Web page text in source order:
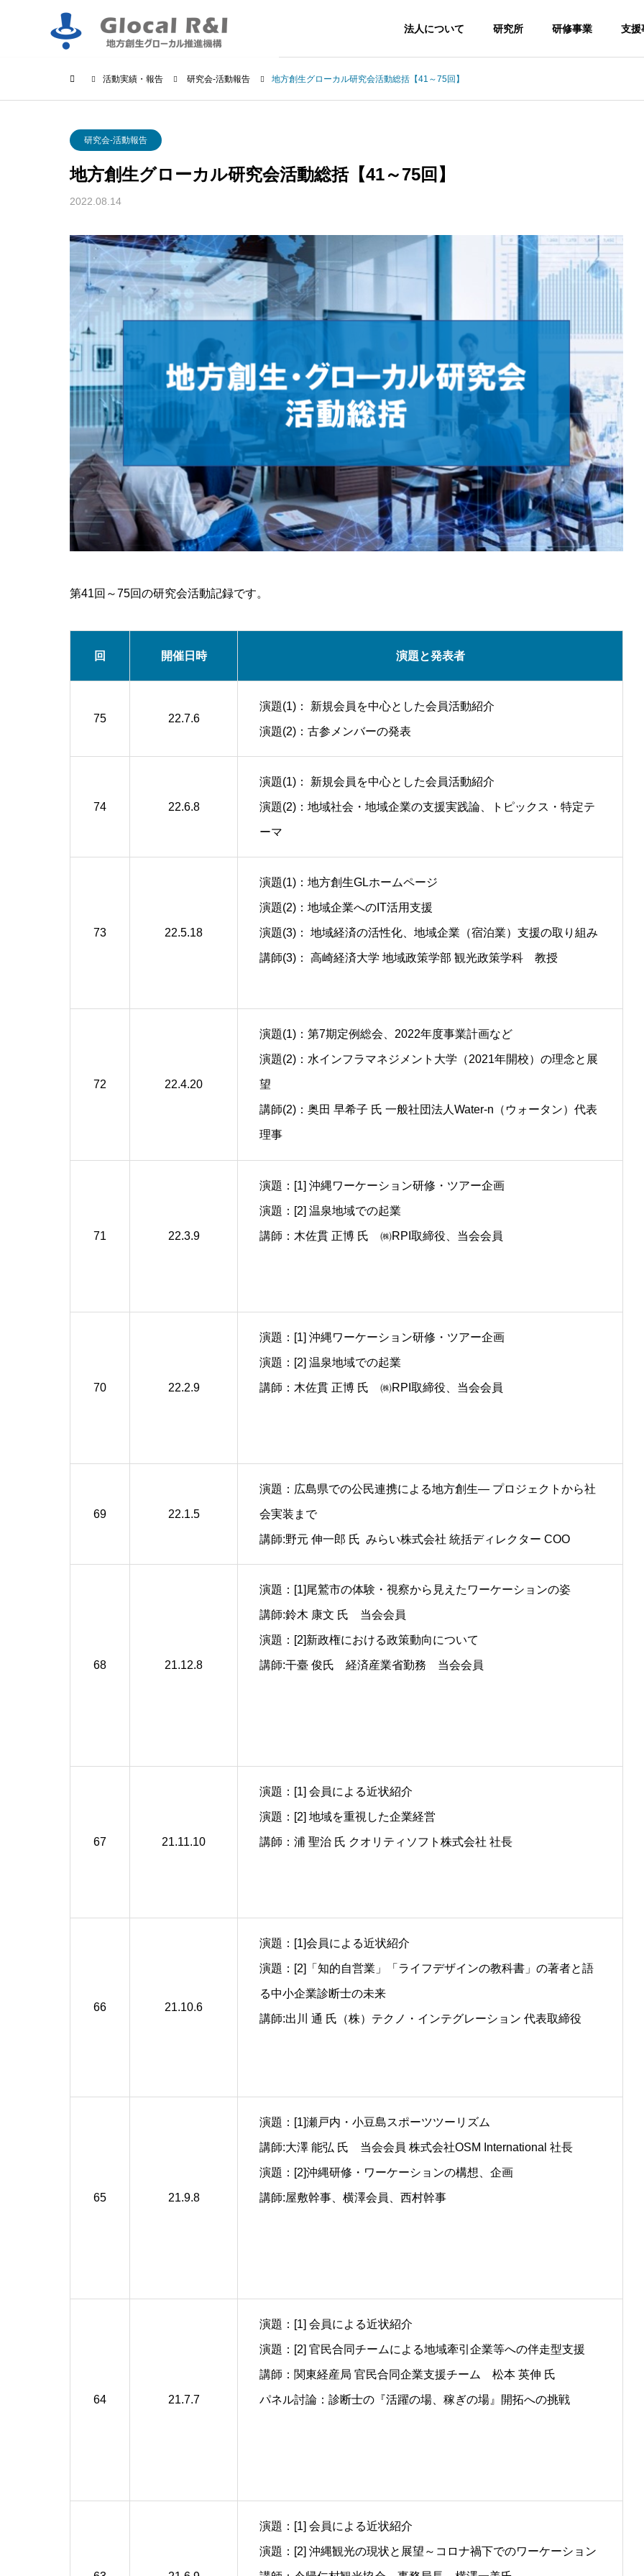
法人について 研究所 研修事業 支援
活動実績・報告 研究会-活動報告 地方創生グローカル研究会活動総括【41～75回】
研究会-活動報告
地方創生グローカル研究会活動総括【41～75回】
2022.08.14
第41回～75回の研究会活動記録です。
回 開催日時 演題と発表者
75 22.7.6
演題(1)： 新規会員を中心とした会員活動紹介
演題(2)：古参メンバーの発表
74 22.6.8
演題(1)： 新規会員を中心とした会員活動紹介
演題(2)：地域社会・地域企業の支援実践論、トピックス・特定テ
ーマ
73 22.5.18
演題(1)：地方創生GLホームページ
演題(2)：地域企業へのIT活用支援
演題(3)： 地域経済の活性化、地域企業（宿泊業）支援の取り組み
講師(3)： 高崎経済大学 地域政策学部 観光政策学科 教授
72 22.4.20
演題(1)：第7期定例総会、2022年度事業計画など
演題(2)：水インフラマネジメント大学（2021年開校）の理念と展
望
講師(2)：奥田 早希子 氏 一般社団法人Water-n（ウォータン）代表
理事
71 22.3.9
演題：[1] 沖縄ワーケーション研修・ツアー企画
演題：[2] 温泉地域での起業
講師：木佐貫 正博 氏 ㈱RPI取締役、当会会員
70 22.2.9
演題：[1] 沖縄ワーケーション研修・ツアー企画
演題：[2] 温泉地域での起業
講師：木佐貫 正博 氏 ㈱RPI取締役、当会会員
69 22.1.5
演題：広島県での公民連携による地方創生― プロジェクトから社
会実装まで
講師:野元 伸一郎 氏 みらい株式会社 統括ディレクター COO
68 21.12.8
演題：[1]尾鷲市の体験・視察から見えたワーケーションの姿
講師:鈴木 康文 氏 当会会員
演題：[2]新政権における政策動向について
講師:干臺 俊氏 経済産業省勤務 当会会員
67 21.11.10
演題：[1] 会員による近状紹介
演題：[2] 地域を重視した企業経営
講師：浦 聖治 氏 クオリティソフト株式会社 社長
66 21.10.6
演題：[1]会員による近状紹介
演題：[2]「知的自営業」「ライフデザインの教科書」の著者と語
る中小企業診断士の未来
講師:出川 通 氏（株）テクノ・インテグレーション 代表取締役
65 21.9.8
演題：[1]瀬戸内・小豆島スポーツツーリズム
講師:大澤 能弘 氏 当会会員 株式会社OSM International 社長
演題：[2]沖縄研修・ワーケーションの構想、企画
講師:屋敷幹事、横澤会員、西村幹事
64 21.7.7
演題：[1] 会員による近状紹介
演題：[2] 官民合同チームによる地域牽引企業等への伴走型支援
講師：関東経産局 官民合同企業支援チーム 松本 英伸 氏
パネル討論：診断士の『活躍の場、稼ぎの場』開拓への挑戦
演題：[1] 会員による近状紹介
演題：[2] 沖縄観光の現状と展望～コロナ禍下でのワーケーション